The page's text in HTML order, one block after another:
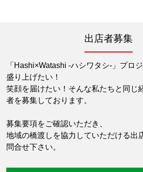
出店者募集
「Hashi×Watashi -ハシワタシ-」プロ
盛り上げたい！
笑顔を届けたい！そんな私たちと同じ
者を募集しております。
募集要項をご確認いただき、
地域の橋渡しを協力していただける出
問合せ下さい。